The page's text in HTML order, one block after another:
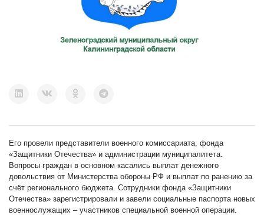
Его провели представители военного комиссариата, фонда
«Защитники Отечества» и администрации муниципалитета.
Вопросы граждан в основном касались выплат денежного
довольствия от Министерства обороны РФ и выплат по ранению за
счёт регионального бюджета. Сотрудники фонда «Защитники
Отечества» зарегистрировали и завели социальные паспорта новых
военнослужащих – участников специальной военной операции.